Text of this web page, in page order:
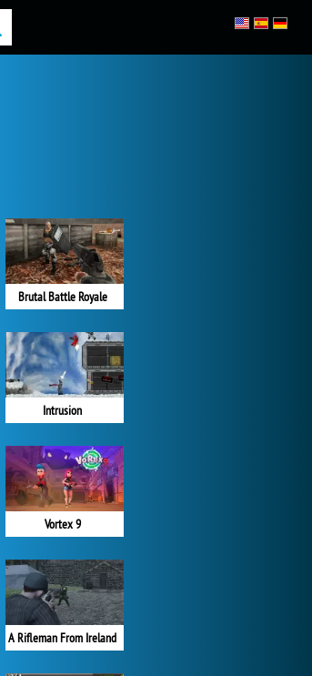
Brutal Battle Royale
Intrusion
Vortex 9
A Rifleman From Ireland